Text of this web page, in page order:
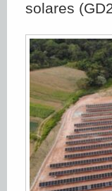
solares